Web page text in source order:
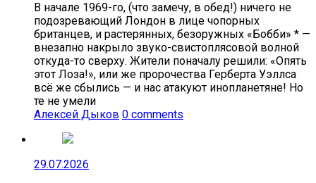
В начале 1969-го, (что замечу, в обед!) ничего не
подозревающий Лондон в лице чопорных
британцев, и растерянных, безоружных «Бобби» * —
внезапно накрыло звуко-свистоплясовой волной
откуда-то сверху. Жители поначалу решили: «Опять
этот Лоза!», или же пророчества Герберта Уэллса
всё же сбылись — и нас атакуют инопланетяне! Но
те не умели
Алексей Дыков 0 comments
29.07.2026